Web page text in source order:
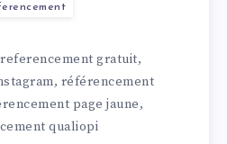
referencement gratuit,
, référencement
page jaune,
qualiopi